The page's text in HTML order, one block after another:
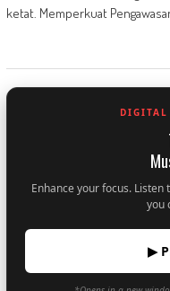
ketat. Memperkuat
Enhance your focus.
you
▶